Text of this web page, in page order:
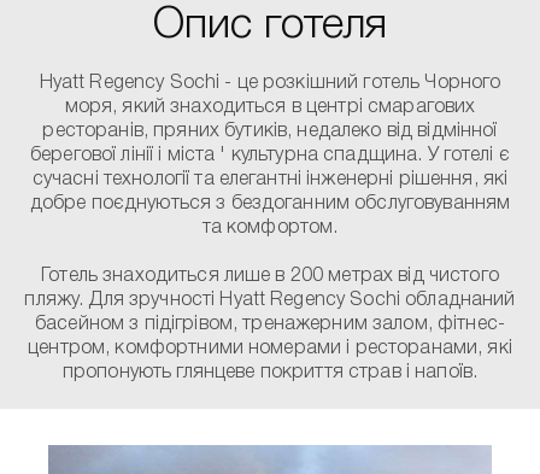
Опис готеля
Hyatt Regency Sochi - це розкішний готель Чорного
моря, який знаходиться в центрі смарагових
ресторанів, пряних бутиків, недалеко від відмінної
берегової лінії і міста ' культурна спадщина. У готелі є
сучасні технології та елегантні інженерні рішення, які
добре поєднуються з бездоганним обслуговуванням
та комфортом.
Готель знаходиться лише в 200 метрах від чистого
пляжу. Для зручності Hyatt Regency Sochi обладнаний
басейном з підігрівом, тренажерним залом, фітнес-
центром, комфортними номерами і ресторанами, які
пропонують глянцеве покриття страв і напоїв.